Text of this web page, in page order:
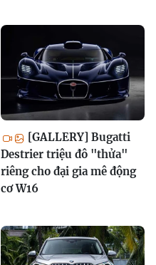
[GALLERY] Bugatti
Destrier triệu đô "thửa"
riêng cho đại gia mê động
cơ W16